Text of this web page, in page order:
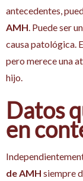
antecedentes,
AMH . Puede ser
causa patológica.
pero merece una
hijo.
Datos
en
de AMH siempre